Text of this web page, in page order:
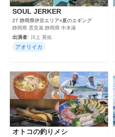
SOUL JERKER
27 静岡県伊豆エリア×夏のエギング
静岡県 雲見港,静岡県 中木港
出演者:
川上 英佑
アオリイカ
オトコの釣りメシ